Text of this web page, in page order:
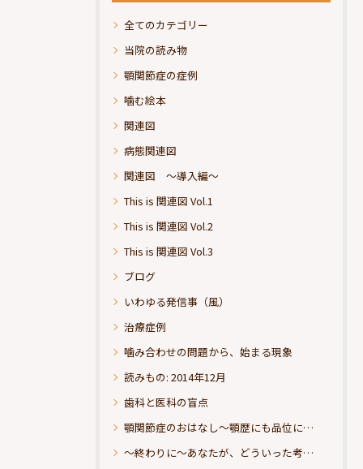
全てのカテゴリー
当院の読み物
顎関節症の症例
噛む絵本
関連図
病態関連図
関連図 ～導入編～
This is 関連図 Vol.1
This is 関連図 Vol.2
This is 関連図 Vol.3
ブログ
いわゆる発信事（風）
治療症例
噛み合わせの問題から、始まる現象
読みもの: 2014年12月
歯科と医科の盲点
顎関節症のおはなし～顎歴にも品位にこだわりたい
～終わりに～あなたが、どういった考えの治療をお求めになられるのか？